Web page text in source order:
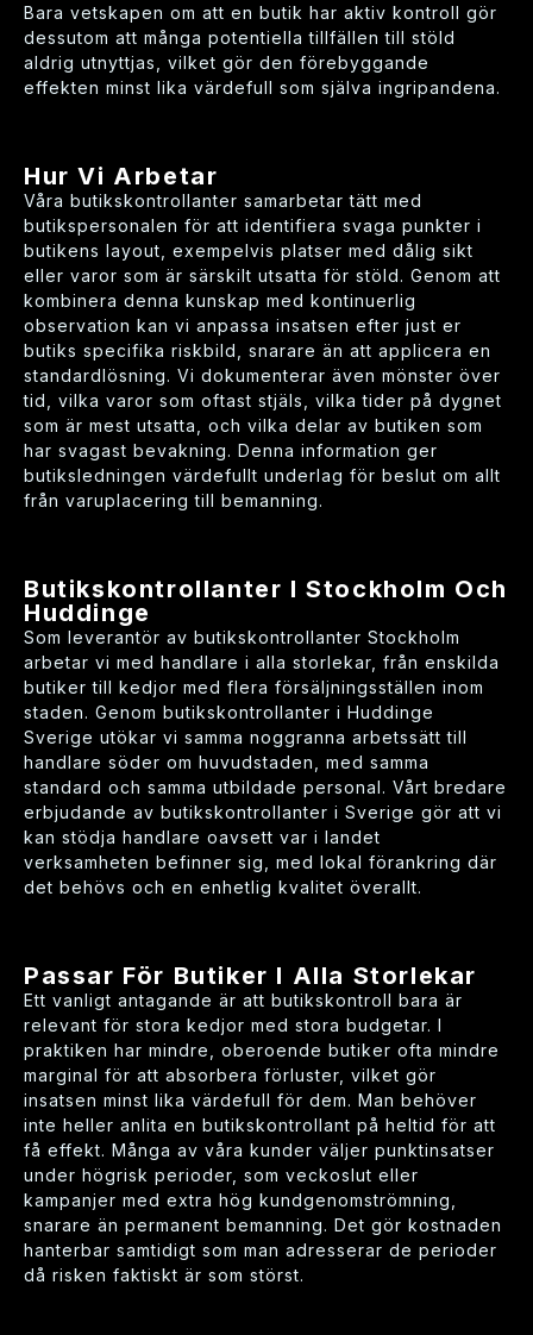
Bara vetskapen om att en butik har aktiv kontroll gör
dessutom att många potentiella tillfällen till stöld
aldrig utnyttjas, vilket gör den förebyggande
effekten minst lika värdefull som själva ingripandena.
Hur Vi Arbetar
Våra butikskontrollanter samarbetar tätt med
butikspersonalen för att identifiera svaga punkter i
butikens layout, exempelvis platser med dålig sikt
eller varor som är särskilt utsatta för stöld. Genom att
kombinera denna kunskap med kontinuerlig
observation kan vi anpassa insatsen efter just er
butiks specifika riskbild, snarare än att applicera en
standardlösning. Vi dokumenterar även mönster över
tid, vilka varor som oftast stjäls, vilka tider på dygnet
som är mest utsatta, och vilka delar av butiken som
har svagast bevakning. Denna information ger
butiksledningen värdefullt underlag för beslut om allt
från varuplacering till bemanning.
Butikskontrollanter I Stockholm Och
Huddinge
Som leverantör av butikskontrollanter Stockholm
arbetar vi med handlare i alla storlekar, från enskilda
butiker till kedjor med flera försäljningsställen inom
staden. Genom butikskontrollanter i Huddinge
Sverige utökar vi samma noggranna arbetssätt till
handlare söder om huvudstaden, med samma
standard och samma utbildade personal. Vårt bredare
erbjudande av butikskontrollanter i Sverige gör att vi
kan stödja handlare oavsett var i landet
verksamheten befinner sig, med lokal förankring där
det behövs och en enhetlig kvalitet överallt.
Passar För Butiker I Alla Storlekar
Ett vanligt antagande är att butikskontroll bara är
relevant för stora kedjor med stora budgetar. I
praktiken har mindre, oberoende butiker ofta mindre
marginal för att absorbera förluster, vilket gör
insatsen minst lika värdefull för dem. Man behöver
inte heller anlita en butikskontrollant på heltid för att
få effekt. Många av våra kunder väljer punktinsatser
under högrisk perioder, som veckoslut eller
kampanjer med extra hög kundgenomströmning,
snarare än permanent bemanning. Det gör kostnaden
hanterbar samtidigt som man adresserar de perioder
då risken faktiskt är som störst.